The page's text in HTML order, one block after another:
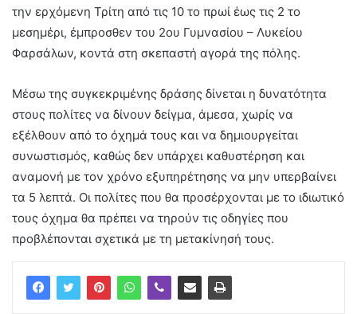
την ερχόμενη Τρίτη από τις 10 το πρωί έως τις 2 το
μεσημέρι, έμπροσθεν του 2ου Γυμνασίου – Λυκείου
Φαρσάλων, κοντά στη σκεπαστή αγορά της πόλης.
Μέσω της συγκεκριμένης δράσης δίνεται η δυνατότητα
στους πολίτες να δίνουν δείγμα, άμεσα, χωρίς να
εξέλθουν από το όχημά τους και να δημιουργείται
συνωστισμός, καθώς δεν υπάρχει καθυστέρηση και
αναμονή με τον χρόνο εξυπηρέτησης να μην υπερβαίνει
τα 5 λεπτά. Οι πολίτες που θα προσέρχονται με το ιδιωτικό
τους όχημα θα πρέπει να τηρούν τις οδηγίες που
προβλέπονται σχετικά με τη μετακίνησή τους.